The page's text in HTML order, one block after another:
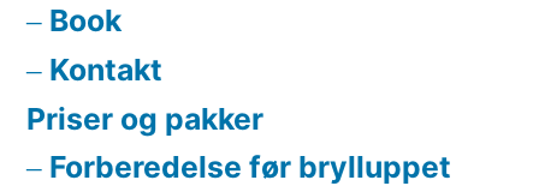
Book
Kontakt
Priser og pakker
Forberedelse før brylluppet